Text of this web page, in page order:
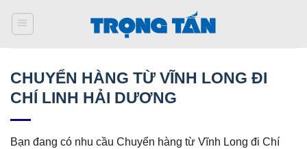
qua
CHUYỂN HÀNG TỪ VĨNH LONG ĐI
CHÍ LINH HẢI DƯƠNG
Bạn đang có nhu cầu Chuyển hàng từ Vĩnh Long đi Chí